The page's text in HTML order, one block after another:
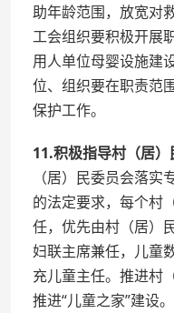
助年龄范围，放宽对
工会组织要积极开展
用人单位母婴设施建
位、组织要在职责范
保护工作。
11.积极指导村（居）
（居）民委员会落
的法定要求，每个村
任，优先由村（居）
妇联主席兼任，儿童
充儿童主任。推进村
推进“儿童之家”建设